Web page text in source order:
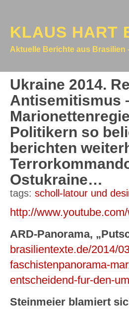
KLAUS HART
Aktuelle Berichte aus
Ukraine 2014.
Antisemitismus
Politikern so
berichten
Ostukraine…
tags: scholl-latour und
http://
ARD-Panorama,
brasilientexte.de/2014/
faschistenpanorama-
entscheidend-fur-den-
Steinmeier blamiert